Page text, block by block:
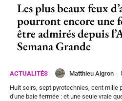
Les plus beaux feux
pourront encore une
être admirés depuis
Semana Grande
ACTUALITÉS Matthieu Aigron -
Huit soirs, sept pyrotechnies, cent mille
d'une baie fermée : et une seule vraie